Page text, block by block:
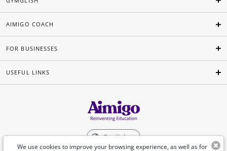
We use cookies to improve your browsing experience, as well as for
AIMIGO COACH
FOR BUSINESSES
USEFUL LINKS
English